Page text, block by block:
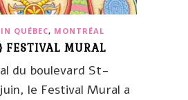
QUÉBEC, MONTRÉAL
FESTIVAL MURAL
du boulevard St-
le Festival Mural a